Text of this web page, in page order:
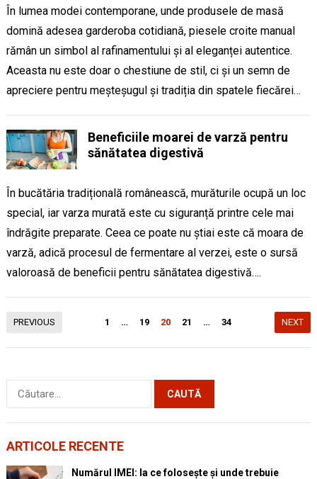
În lumea modei contemporane, unde produsele de masă
domină adesea garderoba cotidiană, piesele croite manual
rămân un simbol al rafinamentului și al eleganței autentice.
Aceasta nu este doar o chestiune de stil, ci și un semn de
apreciere pentru meșteșugul și tradiția din spatele fiecărei…
Beneficiile moarei de varză pentru
sănătatea digestivă
În bucătăria tradițională românească, murăturile ocupă un loc
special, iar varza murată este cu siguranță printre cele mai
îndrăgite preparate. Ceea ce poate nu știai este că moara de
varză, adică procesul de fermentare al verzei, este o sursă
valoroasă de beneficii pentru sănătatea digestivă….
Paginație
PREVIOUS 1 … 19 20 21 … 34 NEXT
Caută
după:
ARTICOLE RECENTE
Numărul IMEI: la ce folosește și unde trebuie